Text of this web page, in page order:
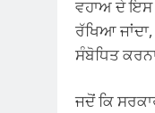
ਵਹਾਅ ਦੇ ਇਸ
ਰੱਖਿਆ ਜਾਂਦਾ,
ਸੰਬੋਧਿਤ
ਜਦੋਂ ਕਿ